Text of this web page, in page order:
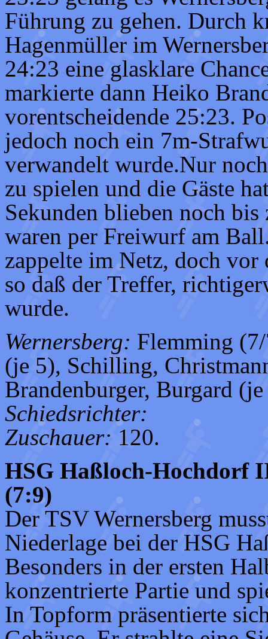
Führung zu gehen. Durch
Hagenmüller im
24:23 eine glasklare
markierte dann Heiko
vorentscheidende 25:23.
jedoch noch ein 7m-
verwandelt wurde.Nur
zu spielen und die Gäste
Sekunden blieben noch
waren per Freiwurf am
zappelte im Netz, doch
so daß der Treffer,
wurde.
Wernersberg: Flemming
(je 5), Schilling,
Brandenburger, Burgard
Schiedsrichter:
Zuschauer: 120.
HSG Haßloch-Hochdorf
(7:9)
Der TSV Wernersberg
Niederlage bei der HSG
Besonders in der ersten
konzentrierte Partie und
In Topform präsentierte